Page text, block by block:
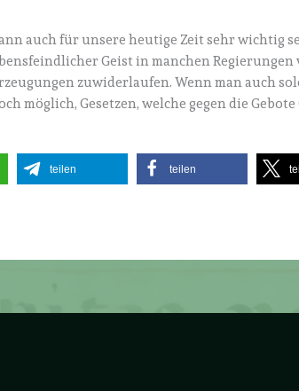
auch für unsere heutige Zeit sehr wichtig
Geist in manchen
zuwiderlaufen. Wenn man auch
möglich, Gesetzen, welche gegen die
teilen teilen